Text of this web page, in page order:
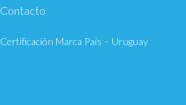
Contacto
Certificación Marca País – Uruguay